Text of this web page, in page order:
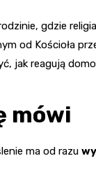
gdzie
od Kościoła
jak reagują
mówi
ma od razu